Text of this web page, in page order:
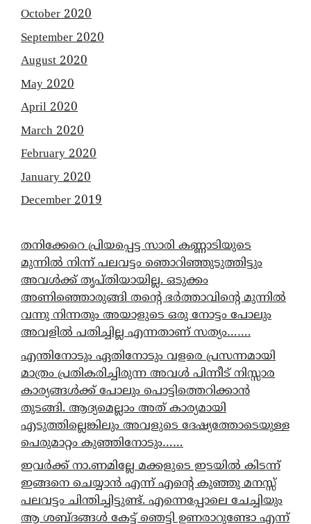
October 2020
September 2020
August 2020
May 2020
April 2020
March 2020
February 2020
January 2020
December 2019
തനിക്കേറെ പ്രിയപ്പെട്ട സാരി കണ്ണാടിയുടെ
മുന്നിൽ നിന്ന് പലവട്ടം ഞൊറിഞ്ഞുടുത്തിട്ടും
അവൾക്ക് തൃപ്തിയായില്ല. ഒടുക്കം
അണിഞ്ഞൊരുങ്ങി തന്റെ ഭർത്താവിന്റെ മുന്നിൽ
വന്നു നിന്നതും അയാളുടെ ഒരു നോട്ടം പോലും
അവളിൽ പതിച്ചില്ല എന്നതാണ് സത്യം…….
എന്തിനോടും ഏതിനോടും വളരെ പ്രസന്നമായി
മാത്രം പ്രതികരിച്ചിരുന്ന അവൾ പിന്നീട് നിസ്സാര
കാര്യങ്ങൾക്ക് പോലും പൊട്ടിത്തെറിക്കാൻ
തുടങ്ങി. ആദ്യമെല്ലാം അത് കാര്യമായി
എടുത്തില്ലെങ്കിലും അവളുടെ ദേഷ്യത്തോടെയുള്ള
പെരുമാറ്റം കുഞ്ഞിനോടും……
ഇവർക്ക് നാ.ണമില്ലേ മക്കളുടെ ഇടയിൽ കിടന്ന്
ഇങ്ങനെ ചെയ്യാൻ എന്ന് എന്റെ കുഞ്ഞു മനസ്സ്
പലവട്ടം ചിന്തിച്ചിട്ടുണ്ട്. എന്നെപ്പോലെ ചേച്ചിയും
ആ ശബ്ദങ്ങൾ കേട്ട് ഞെട്ടി ഉണരാറുണ്ടോ എന്ന്